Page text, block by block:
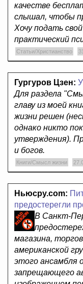
качестве
слышал, чтобы
Хочу подать
практический
Статьи/Христианство
Гургуров Цзен:
Для раздела
главу из моей
жизни решен
однако никто
утверждения).
и богов.
Книги/Смысл жизни
Ньюсру.com:
предостерегли
В Санкт-
магазина,
американской
этого ансамбля
запрещающего